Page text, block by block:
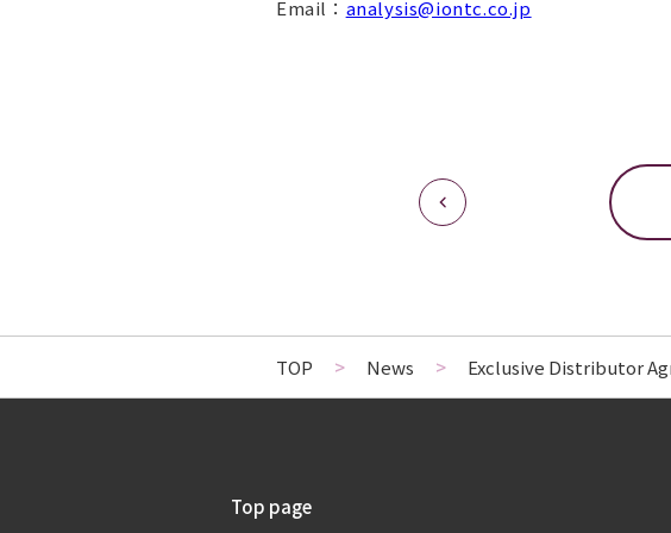
Email： analysis@iontc.co.jp
TOP > News > Exclusive Distributor
Top page